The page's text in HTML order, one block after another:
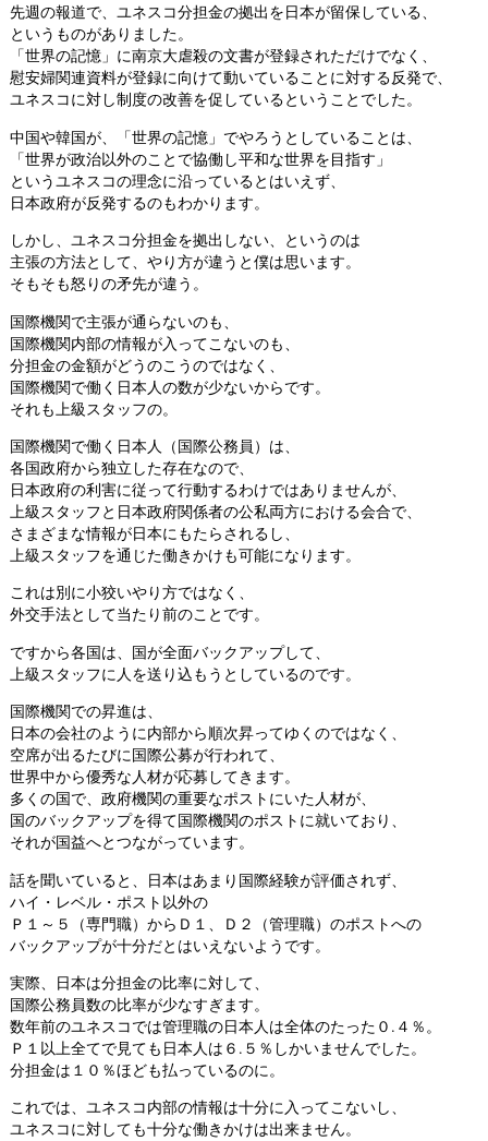
先週の報道で、ユネスコ分担金の拠出を日本が留保している、
というものがありました。
「世界の記憶」に南京大虐殺の文書が登録されただけでなく、
慰安婦関連資料が登録に向けて動いていることに対する反発で、
ユネスコに対し制度の改善を促しているということでした。
中国や韓国が、「世界の記憶」でやろうとしていることは、
「世界が政治以外のことで協働し平和な世界を目指す」
というユネスコの理念に沿っているとはいえず、
日本政府が反発するのもわかります。
しかし、ユネスコ分担金を拠出しない、というのは
主張の方法として、やり方が違うと僕は思います。
そもそも怒りの矛先が違う。
国際機関で主張が通らないのも、
国際機関内部の情報が入ってこないのも、
分担金の金額がどうのこうのではなく、
国際機関で働く日本人の数が少ないからです。
それも上級スタッフの。
国際機関で働く日本人（国際公務員）は、
各国政府から独立した存在なので、
日本政府の利害に従って行動するわけではありませんが、
上級スタッフと日本政府関係者の公私両方における会合で、
さまざまな情報が日本にもたらされるし、
上級スタッフを通じた働きかけも可能になります。
これは別に小狡いやり方ではなく、
外交手法として当たり前のことです。
ですから各国は、国が全面バックアップして、
上級スタッフに人を送り込もうとしているのです。
国際機関での昇進は、
日本の会社のように内部から順次昇ってゆくのではなく、
空席が出るたびに国際公募が行われて、
世界中から優秀な人材が応募してきます。
多くの国で、政府機関の重要なポストにいた人材が、
国のバックアップを得て国際機関のポストに就いており、
それが国益へとつながっています。
話を聞いていると、日本はあまり国際経験が評価されず、
ハイ・レベル・ポスト以外の
Ｐ１～５（専門職）からＤ１、Ｄ２（管理職）のポストへの
バックアップが十分だとはいえないようです。
実際、日本は分担金の比率に対して、
国際公務員数の比率が少なすぎます。
数年前のユネスコでは管理職の日本人は全体のたった０.４％。
Ｐ１以上全てで見ても日本人は６.５％しかいませんでした。
分担金は１０％ほども払っているのに。
これでは、ユネスコ内部の情報は十分に入ってこないし、
ユネスコに対しても十分な働きかけは出来ません。